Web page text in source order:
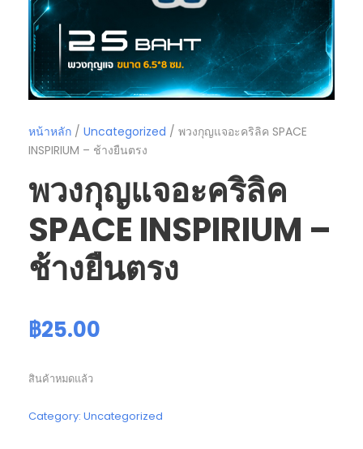
หน้าหลัก / Uncategorized / พวงกุญแจอะคริลิค SPACE
INSPIRIUM – ช้างยืนตรง
พวงกุญแจอะคริลิค
SPACE INSPIRIUM –
ช้างยืนตรง
฿25.00
สินค้าหมดแล้ว
Category: Uncategorized